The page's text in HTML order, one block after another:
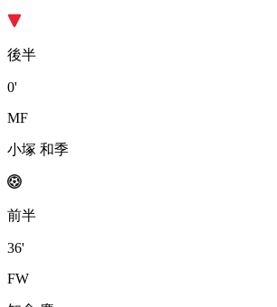
後半
0'
MF
小塚 和季
前半
36'
FW